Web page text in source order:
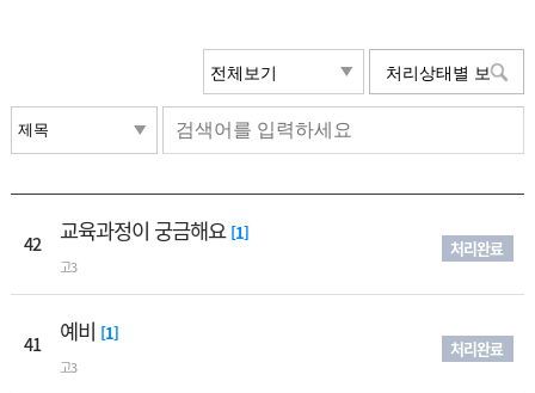
42 교육과정이 궁금해요 [1]
고3
처리완료
41 예비 [1]
고3
처리완료